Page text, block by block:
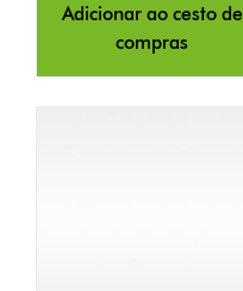
Adicionar ao cesto de
compras